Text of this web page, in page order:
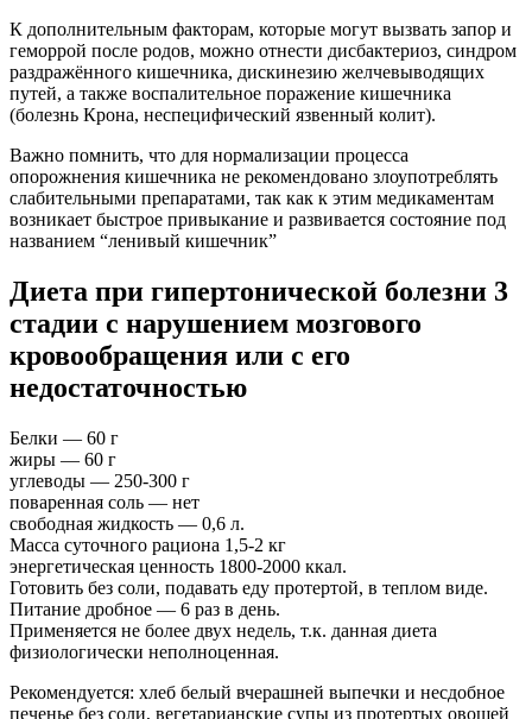
К дополнительным факторам, которые могут вызвать запор и
геморрой после родов, можно отнести дисбактериоз, синдром
раздражённого кишечника, дискинезию желчевыводящих
путей, а также воспалительное поражение кишечника
(болезнь Крона, неспецифический язвенный колит).
Важно помнить, что для нормализации процесса
опорожнения кишечника не рекомендовано злоупотреблять
слабительными препаратами, так как к этим медикаментам
возникает быстрое привыкание и развивается состояние под
названием “ленивый кишечник”
Диета при гипертонической болезни 3
стадии с нарушением мозгового
кровообращения или с его
недостаточностью
Белки — 60 г
жиры — 60 г
углеводы — 250-300 г
поваренная соль — нет
свободная жидкость — 0,6 л.
Масса суточного рациона 1,5-2 кг
энергетическая ценность 1800-2000 ккал.
Готовить без соли, подавать еду протертой, в теплом виде.
Питание дробное — 6 раз в день.
Применяется не более двух недель, т.к. данная диета
физиологически неполноценная.
Рекомендуется: хлеб белый вчерашней выпечки и несдобное
печенье без соли, вегетарианские супы из протертых овощей